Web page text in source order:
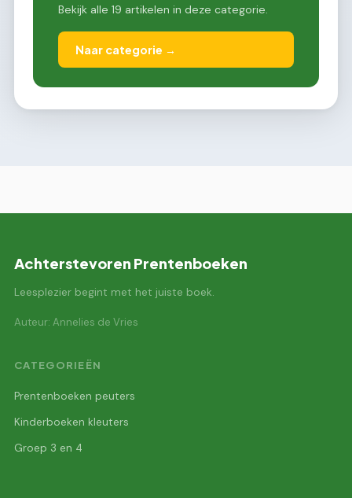
Bekijk alle 19 artikelen in deze categorie.
Naar categorie →
Achterstevoren Prentenboeken
Leesplezier begint met het juiste boek.
Auteur: Annelies de Vries
CATEGORIEËN
Prentenboeken peuters
Kinderboeken kleuters
Groep 3 en 4